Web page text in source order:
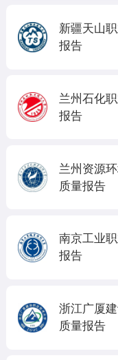
新疆天山
报告
兰州石化
报告
兰州资源
质量报告
南京工业
报告
浙江广厦
质量报告